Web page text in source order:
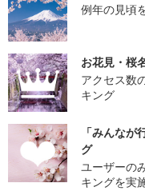
例年の見頃
お花見・桜
アクセス数
キング
「みんな
グ
ユーザーの
キングを実